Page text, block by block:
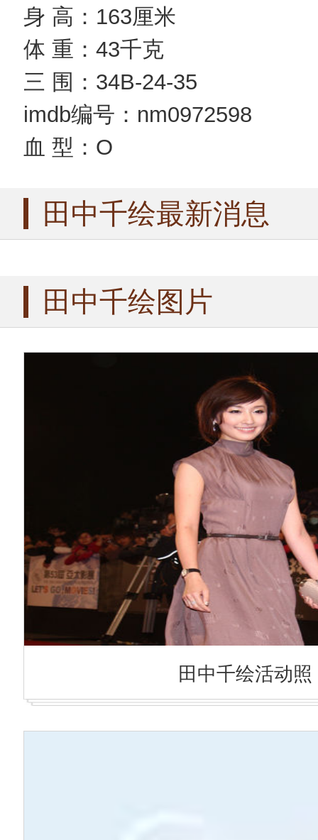
身 高：163厘米
体 重：43千克
三 围：34B-24-35
imdb编号：nm0972598
血 型：O
田中千绘最新消息
田中千绘图片
田中千绘活动照